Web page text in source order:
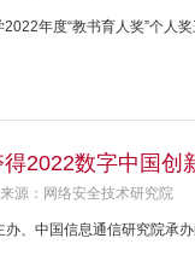
年度“教书育人奖”个人
2022数字中国创
来源：网络安全技术研究院
、中国信息通信研究院承